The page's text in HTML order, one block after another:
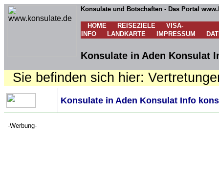
Konsulate und Botschaften - Das Portal
HOME REISEZIELE
VISA-
INFO
LANDKARTE IMPRESSUM
Konsulate in Aden Konsulat
Sie befinden sich hier:
Konsulate in Aden Konsulat Info
-Werbung-